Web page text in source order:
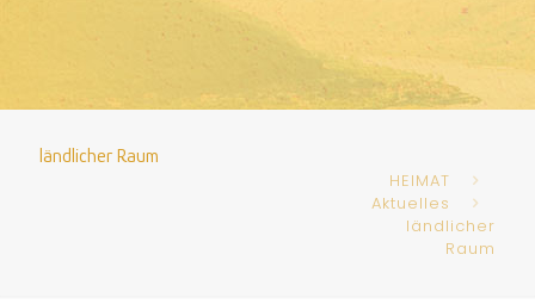
ländlicher Raum
HEIMAT
Aktuelles
ländlicher
Raum